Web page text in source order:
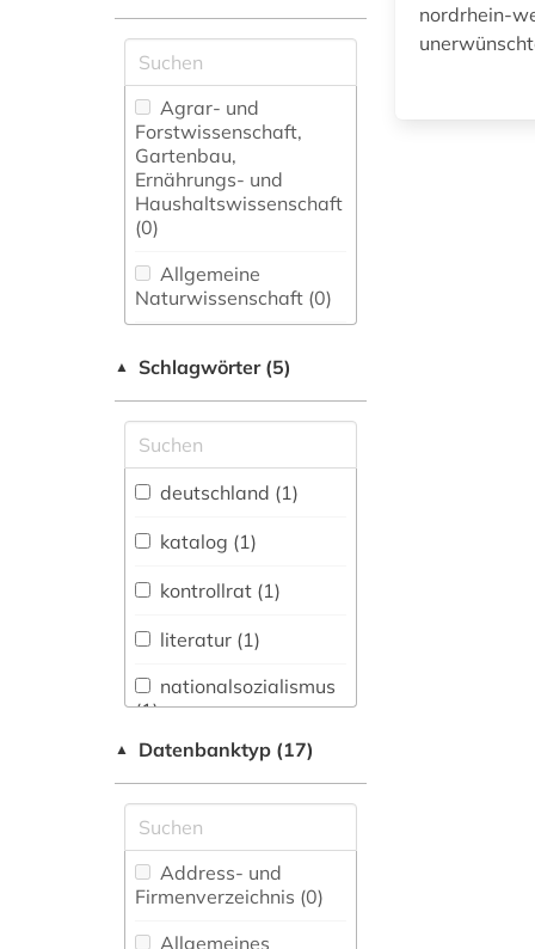
Agrar- und
Forstwissenschaft,
Gartenbau,
Ernährungs- und
Haushaltswissenschaft
(0)
Allgemeine
Naturwissenschaft (0)
fachübergreifende
Allgemeine und
vergleichende Sprach-
und
Literaturwissenschaft.
Indogermanistik.
Außereuropäische
Sprachen und
Literaturen (0)
Anglistik.
Amerikanistik (0)
Vermessungswesen (0)
Biologie,
Biotechnologie (0)
Buch- und
▲ Schlagwörter (5)
deutschland (1)
katalog (1)
kontrollrat (1)
literatur (1)
nationalsozialismus
(1)
▲ Datenbanktyp (17)
Address- und
Firmenverzeichnis (0)
Allgemeines
nordrhein-